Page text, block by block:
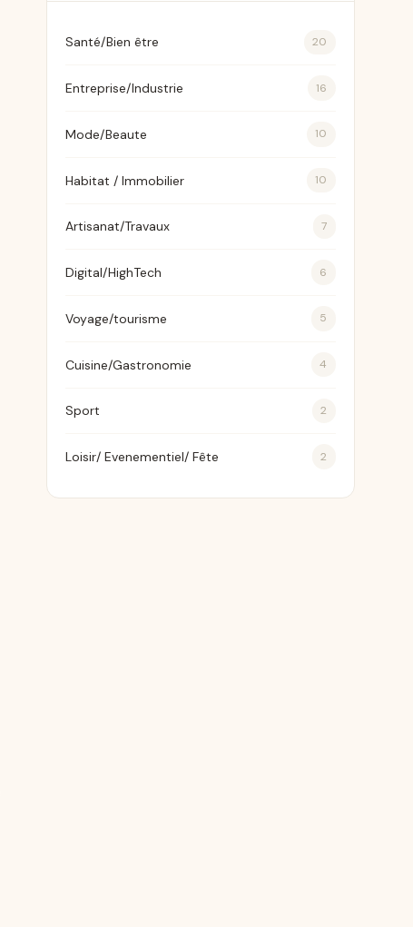
Santé/Bien être 20
Entreprise/Industrie 16
Mode/Beaute 10
Habitat / Immobilier 10
Artisanat/Travaux 7
Digital/HighTech 6
Voyage/tourisme 5
Cuisine/Gastronomie 4
Sport 2
Loisir/ Evenementiel/ Fête 2